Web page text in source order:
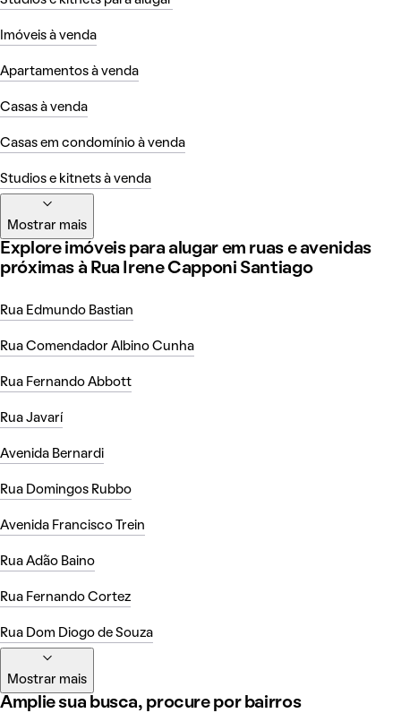
Imóveis à venda
Apartamentos à venda
Casas à venda
Casas em condomínio à venda
Studios e kitnets à venda
Mostrar mais
Explore imóveis para alugar em ruas e avenidas
próximas à Rua Irene Capponi Santiago
Rua Edmundo Bastian
Rua Comendador Albino Cunha
Rua Fernando Abbott
Rua Javarí
Avenida Bernardi
Rua Domingos Rubbo
Avenida Francisco Trein
Rua Adão Baino
Rua Fernando Cortez
Rua Dom Diogo de Souza
Mostrar mais
Amplie sua busca, procure por bairros